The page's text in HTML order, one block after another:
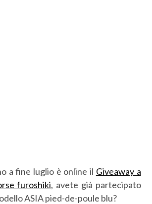
a fine luglio è online il Giveaway a
furoshiki, avete già partecipato
ASIA pied-de-poule blu?